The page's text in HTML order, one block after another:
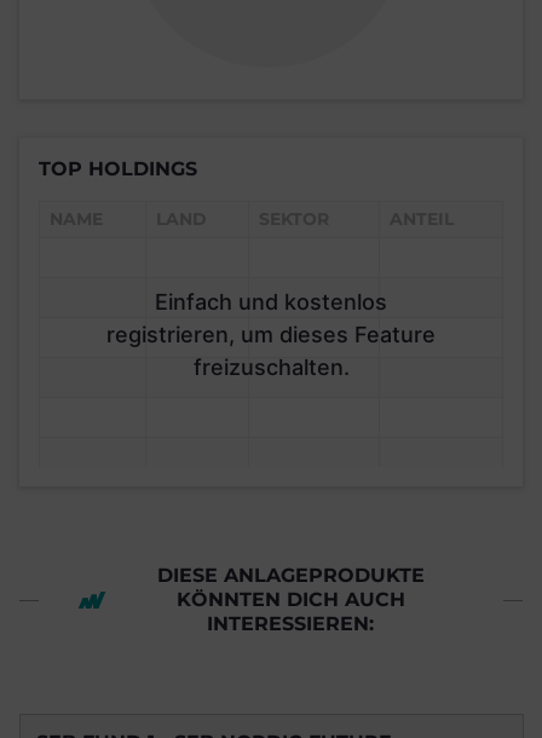
TOP HOLDINGS
Einfach und kostenlos
registrieren, um dieses Feature
freizuschalten.
DIESE ANLAGEPRODUKTE
KÖNNTEN DICH AUCH
INTERESSIEREN: